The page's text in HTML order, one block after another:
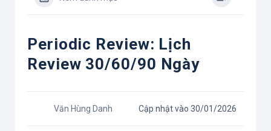
Periodic Review: Lịch
Review 30/60/90 Ngày
Văn Hùng Danh Cập nhật vào 30/01/2026